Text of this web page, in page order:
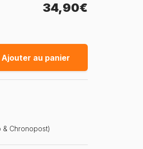
34,90€
Ajouter au panier
& Chronopost)